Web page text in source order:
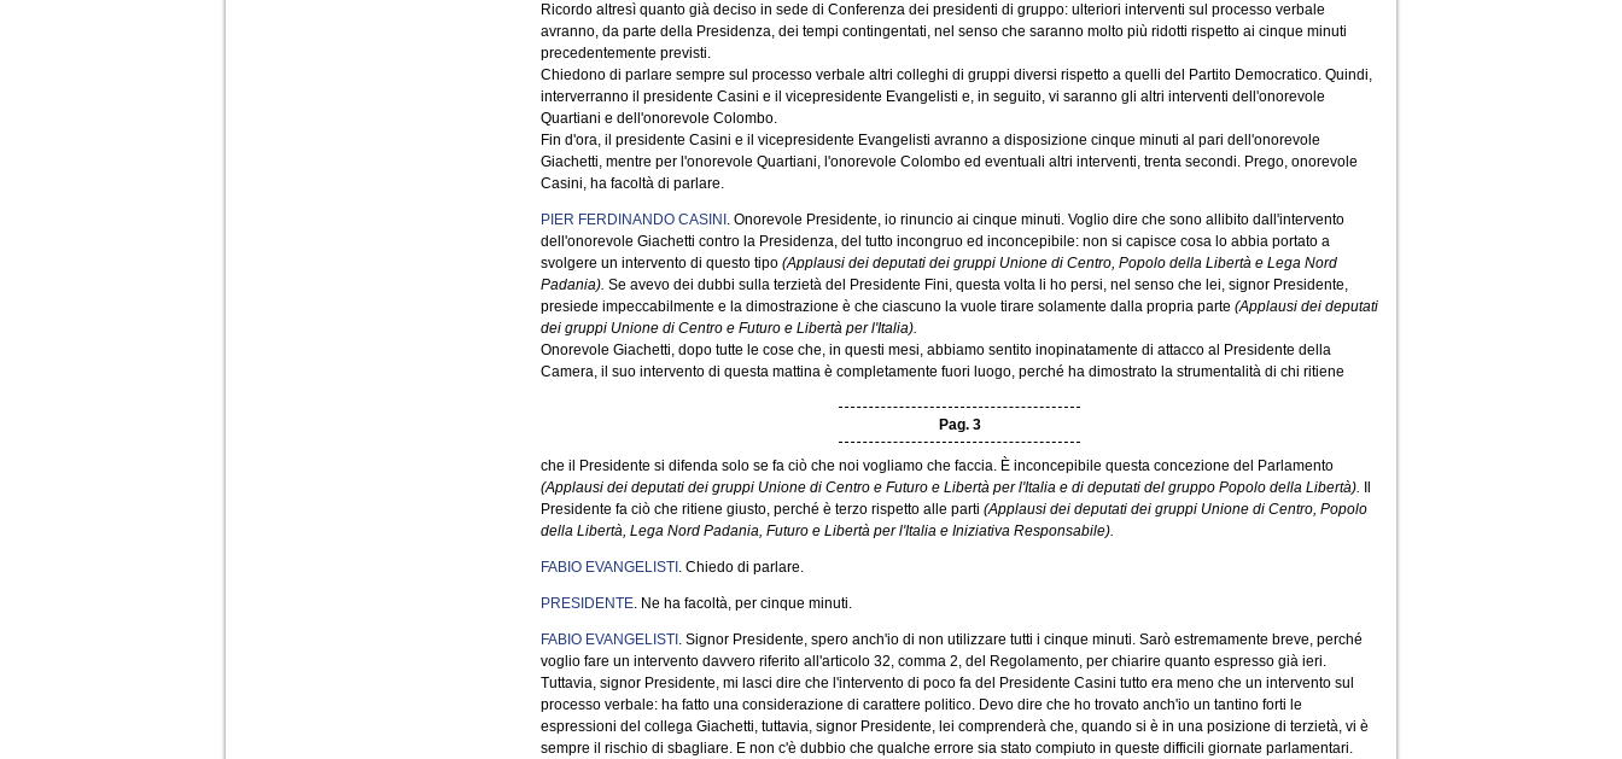
Ricordo altresì quanto già deciso in sede di Conferenza dei presidenti di gruppo: ulteriori interventi sul processo verbale
avranno, da parte della Presidenza, dei tempi contingentati, nel senso che saranno molto più ridotti rispetto ai cinque minuti
precedentemente previsti.
Chiedono di parlare sempre sul processo verbale altri colleghi di gruppi diversi rispetto a quelli del Partito Democratico. Quindi,
interverranno il presidente Casini e il vicepresidente Evangelisti e, in seguito, vi saranno gli altri interventi dell'onorevole
Quartiani e dell'onorevole Colombo.
Fin d'ora, il presidente Casini e il vicepresidente Evangelisti avranno a disposizione cinque minuti al pari dell'onorevole
Giachetti, mentre per l'onorevole Quartiani, l'onorevole Colombo ed eventuali altri interventi, trenta secondi. Prego, onorevole
Casini, ha facoltà di parlare.
PIER FERDINANDO CASINI . Onorevole Presidente, io rinuncio ai cinque minuti. Voglio dire che sono allibito dall'intervento
dell'onorevole Giachetti contro la Presidenza, del tutto incongruo ed inconcepibile: non si capisce cosa lo abbia portato a
svolgere un intervento di questo tipo (Applausi dei deputati dei gruppi Unione di Centro, Popolo della Libertà e Lega Nord
Padania). Se avevo dei dubbi sulla terzietà del Presidente Fini, questa volta li ho persi, nel senso che lei, signor Presidente,
presiede impeccabilmente e la dimostrazione è che ciascuno la vuole tirare solamente dalla propria parte (Applausi dei deputati
dei gruppi Unione di Centro e Futuro e Libertà per l'Italia).
Onorevole Giachetti, dopo tutte le cose che, in questi mesi, abbiamo sentito inopinatamente di attacco al Presidente della
Camera, il suo intervento di questa mattina è completamente fuori luogo, perché ha dimostrato la strumentalità di chi ritiene
Pag. 3
che il Presidente si difenda solo se fa ciò che noi vogliamo che faccia. È inconcepibile questa concezione del Parlamento
(Applausi dei deputati dei gruppi Unione di Centro e Futuro e Libertà per l'Italia e di deputati del gruppo Popolo della Libertà).
Presidente fa ciò che ritiene giusto, perché è terzo rispetto alle parti (Applausi dei deputati dei gruppi Unione di Centro, Popolo
della Libertà, Lega Nord Padania, Futuro e Libertà per l'Italia e Iniziativa Responsabile).
FABIO EVANGELISTI . Chiedo di parlare.
PRESIDENTE. Ne ha facoltà, per cinque minuti.
FABIO EVANGELISTI . Signor Presidente, spero anch'io di non utilizzare tutti i cinque minuti. Sarò estremamente breve, perché
voglio fare un intervento davvero riferito all'articolo 32, comma 2, del Regolamento, per chiarire quanto espresso già ieri.
Tuttavia, signor Presidente, mi lasci dire che l'intervento di poco fa del Presidente Casini tutto era meno che un intervento sul
processo verbale: ha fatto una considerazione di carattere politico. Devo dire che ho trovato anch'io un tantino forti le
espressioni del collega Giachetti, tuttavia, signor Presidente, lei comprenderà che, quando si è in una posizione di terzietà, vi è
sempre il rischio di sbagliare. E non c'è dubbio che qualche errore sia stato compiuto in queste difficili giornate parlamentari.